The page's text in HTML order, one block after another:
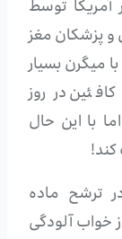
آمریکا توسط
پزشکان مغز
میگرن بسیار
در روز
با این حال
کند!
ترشح ماده
خواب آلودگی